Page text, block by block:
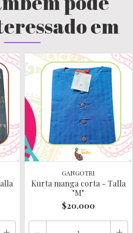
em
GANGOTRI
Kurta manga corta - Talla
"M"
$20.000